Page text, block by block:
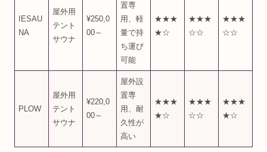
IESAU
NA
屋外用
テント
サウナ
¥250,0
00～
置専
用、軽
量で持
ち運び
可能
★★★
★☆
★★★
☆☆
★★★
☆☆
PLOW
屋外用
テント
サウナ
¥220,0
00～
屋外設
置専
用、耐
久性が
高い
★★★
★☆
★★★
☆☆
★★★
★☆